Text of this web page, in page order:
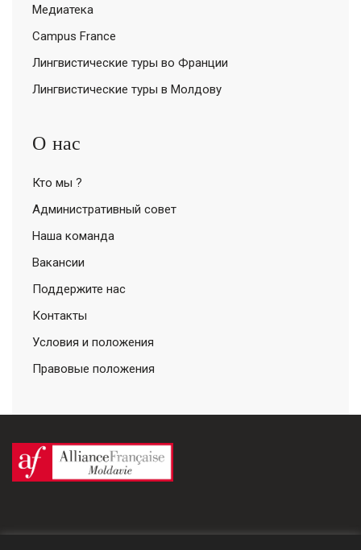
Медиатека
Campus France
Лингвистические туры во Франции
Лингвистические туры в Молдову
О нас
Кто мы ?
Административный совет
Наша команда
Вакансии
Поддержите нас
Контакты
Условия и положения
Правовые положения